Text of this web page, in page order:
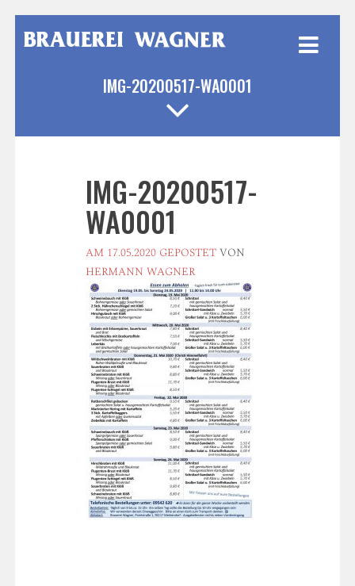
Inhalt
IMG-20200517-WA0001
IMG-20200517-
WA0001
AM 17.05.2020GEPOSTETVON
HERMANN WAGNER